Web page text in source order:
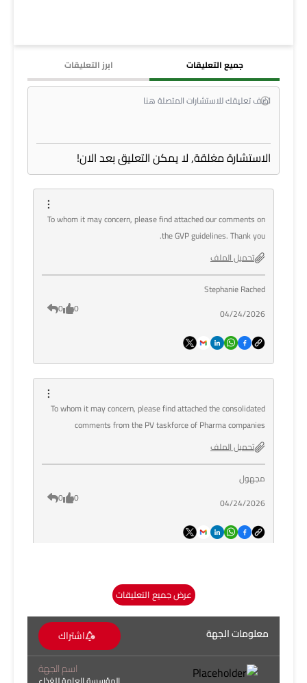
جميع التعليقات ابرز التعليقات
الاستشارة مغلقة, لا يمكن التعليق بعد الان!
To whom it may concern, please find attached our comments on
the GVP guidelines. Thank you.
تحميل الملف
Stephanie Rached
04/24/2026
0
0
To whom it may concern, please find attached the consolidated
comments from the PV taskforce of Pharma companies
تحميل الملف
مجهول
04/24/2026
0
0
On behalf of the MPG, please find attached the consolidated
questions compiled based on the review of the updated
guidelines.
تحميل الملف
عرض جميع التعليقات
معلومات الجهة
اشتراك
اسم الجهة